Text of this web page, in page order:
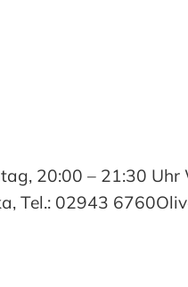
20:00 – 21:30
Tel.: 02943